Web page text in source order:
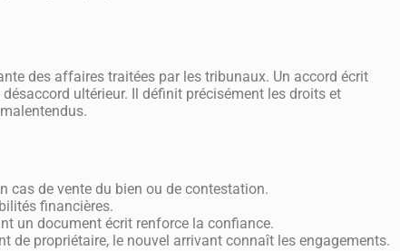
des affaires traitées par les tribunaux. Un accord écrit
ultérieur. Il définit précisément les droits et
cas de vente du bien ou de contestation.
financières.
un document écrit renforce la confiance.
de propriétaire, le nouvel arrivant connaît les engagements.